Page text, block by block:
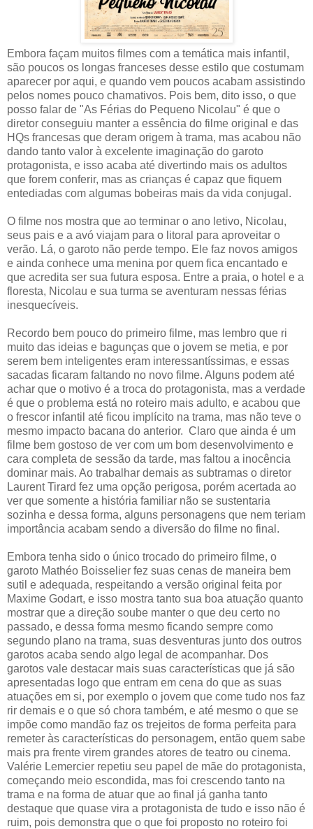
Embora façam muitos filmes com a temática mais infantil,
são poucos os longas franceses desse estilo que costumam
aparecer por aqui, e quando vem poucos acabam assistindo
pelos nomes pouco chamativos. Pois bem, dito isso, o que
posso falar de "As Férias do Pequeno Nicolau" é que o
diretor conseguiu manter a essência do filme original e das
HQs francesas que deram origem à trama, mas acabou não
dando tanto valor à excelente imaginação do garoto
protagonista, e isso acaba até divertindo mais os adultos
que forem conferir, mas as crianças é capaz que fiquem
entediadas com algumas bobeiras mais da vida conjugal.
O filme nos mostra que ao terminar o ano letivo, Nicolau,
seus pais e a avó viajam para o litoral para aproveitar o
verão. Lá, o garoto não perde tempo. Ele faz novos amigos
e ainda conhece uma menina por quem fica encantado e
que acredita ser sua futura esposa. Entre a praia, o hotel e a
floresta, Nicolau e sua turma se aventuram nessas férias
inesquecíveis.
Recordo bem pouco do primeiro filme, mas lembro que ri
muito das ideias e bagunças que o jovem se metia, e por
serem bem inteligentes eram interessantíssimas, e essas
sacadas ficaram faltando no novo filme. Alguns podem até
achar que o motivo é a troca do protagonista, mas a verdade
é que o problema está no roteiro mais adulto, e acabou que
o frescor infantil até ficou implícito na trama, mas não teve o
mesmo impacto bacana do anterior. Claro que ainda é um
filme bem gostoso de ver com um bom desenvolvimento e
cara completa de sessão da tarde, mas faltou a inocência
dominar mais. Ao trabalhar demais as subtramas o diretor
Laurent Tirard fez uma opção perigosa, porém acertada ao
ver que somente a história familiar não se sustentaria
sozinha e dessa forma, alguns personagens que nem teriam
importância acabam sendo a diversão do filme no final.
Embora tenha sido o único trocado do primeiro filme, o
garoto Mathéo Boisselier fez suas cenas de maneira bem
sutil e adequada, respeitando a versão original feita por
Maxime Godart, e isso mostra tanto sua boa atuação quanto
mostrar que a direção soube manter o que deu certo no
passado, e dessa forma mesmo ficando sempre como
segundo plano na trama, suas desventuras junto dos outros
garotos acaba sendo algo legal de acompanhar. Dos
garotos vale destacar mais suas características que já são
apresentadas logo que entram em cena do que as suas
atuações em si, por exemplo o jovem que come tudo nos faz
rir demais e o que só chora também, e até mesmo o que se
impõe como mandão faz os trejeitos de forma perfeita para
remeter às características do personagem, então quem sabe
mais pra frente virem grandes atores de teatro ou cinema.
Valérie Lemercier repetiu seu papel de mãe do protagonista,
começando meio escondida, mas foi crescendo tanto na
trama e na forma de atuar que ao final já ganha tanto
destaque que quase vira a protagonista de tudo e isso não é
ruim, pois demonstra que o que foi proposto no roteiro foi